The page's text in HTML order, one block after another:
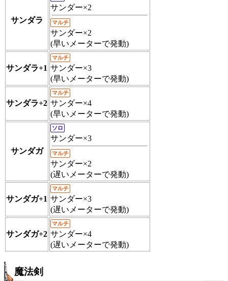
サンダラ
サンダー×2
マルチ
サンダー×2
(早いメーターで発動)
サンダラ+1
マルチ
サンダー×3
(早いメーターで発動)
サンダラ+2
マルチ
サンダー×4
(早いメーターで発動)
サンダガ
ソロ
サンダー×3
マルチ
サンダー×2
(遅いメーターで発動)
サンダガ+1
マルチ
サンダー×3
(遅いメーターで発動)
サンダガ+2
マルチ
サンダー×4
(遅いメーターで発動)
魔法剣